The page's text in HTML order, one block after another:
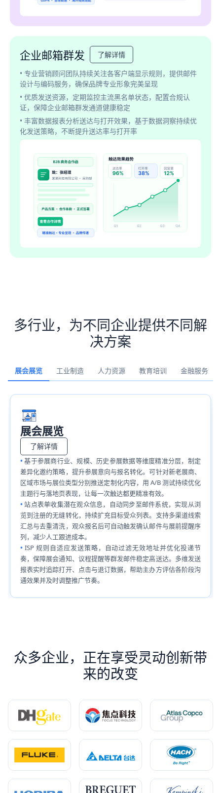
企业邮箱群发
了解详情
• 专业营销顾问团队持续关注各客户端显示规则，提供邮件
设计与编码服务，确保品牌专业形象完美呈现
• 优质发送资源，定期监控主流黑名单状态，配置合规认
证，保障企业邮箱群发通道健康稳定
• 丰富数据报表分析送达与打开效果，基于数据洞察持续优
化发送策略，不断提升送达率与打开率
多行业，为不同企业提供不同解
决方案
展会展览 工业制造 人力资源 教育培训 金融服务
展会展览
了解详情
基于参展商行业、规模、历史参展数据等维度精准分层，制定
差异化邀约策略，提升参展意向与报名转化。可针对新老展商、
区域市场与展位类型分别推送定制化内容，用 A/B 测试持续优化
主题行与落地页表现，让每一次触达都更精准有效。
站点表单收集潜在观众信息，自动同步至邮件系统，实现从浏
览到注册的无缝转化，持续扩充目标受众列表。支持多渠道线索
汇总与去重清洗，观众报名后可自动触发确认邮件与展前提醒序
列，减少人工跟进成本。
ISP 规则自适应发送策略，自动过滤无效地址并优化投递节
奏，保障展会通知、议程提醒等群发邮件稳定高送达。多维发送
报表实时追踪打开、点击与退订数据，帮助主办方评估各阶段沟
通效果并及时调整推广节奏。
众多企业，正在享受灵动创新带
来的改变